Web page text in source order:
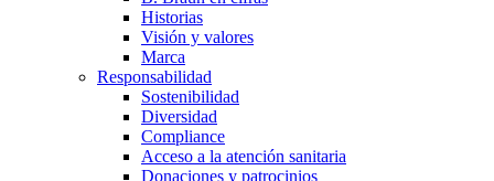
Historias
Visión y valores
Marca
Responsabilidad
Sostenibilidad
Diversidad
Compliance
Acceso a la atención sanitaria
Donaciones y patrocinios